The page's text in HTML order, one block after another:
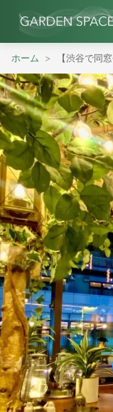
ホーム 【渋谷で同